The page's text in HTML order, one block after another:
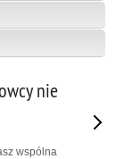
nie
wspólna